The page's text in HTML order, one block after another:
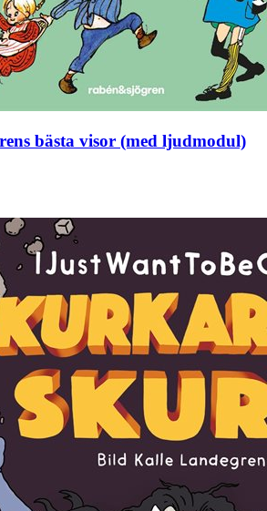
bästa visor (med ljudmodul)